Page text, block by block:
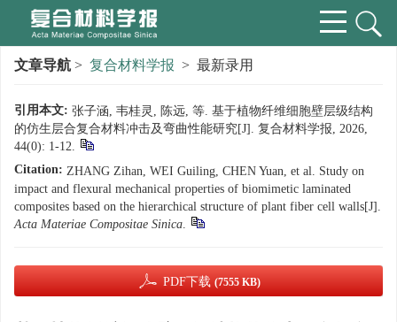
文章导航 > 复合材料学报 > 最新录用
引用本文: 张子涵, 韦桂灵, 陈远, 等. 基于植物纤维细胞壁层级结构
的仿生层合复合材料冲击及弯曲性能研究[J]. 复合材料学报, 2026,
44(0): 1-12.
Citation: ZHANG Zihan, WEI Guiling, CHEN Yuan, et al. Study on
impact and flexural mechanical properties of biomimetic laminated
composites based on the hierarchical structure of plant fiber cell walls[J].
Acta Materiae Compositae Sinica.
PDF下载 (7555 KB)